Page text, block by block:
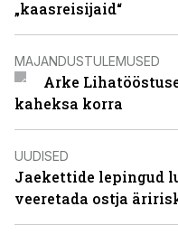
„kaasreisijaid“
MAJANDUSTULEMUSED
Arke
kaheksa korra
UUDISED
Jaekettide lepingud
veeretada ostja